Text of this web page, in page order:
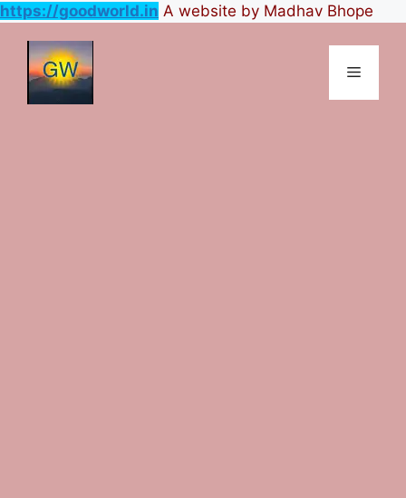
https://goodworld.in A website by Madhav Bhope